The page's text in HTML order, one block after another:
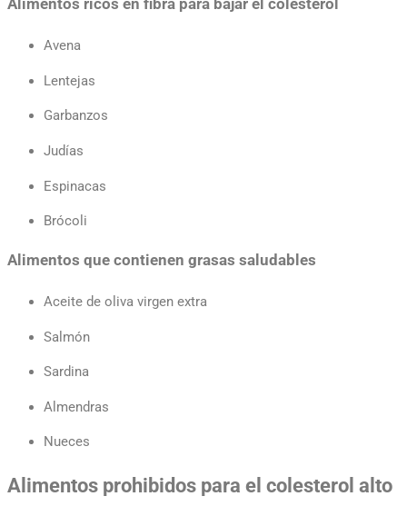
Alimentos ricos en fibra para bajar el colesterol
Avena
Lentejas
Garbanzos
Judías
Espinacas
Brócoli
Alimentos que contienen grasas saludables
Aceite de oliva virgen extra
Salmón
Sardina
Almendras
Nueces
Alimentos prohibidos para el colesterol alto